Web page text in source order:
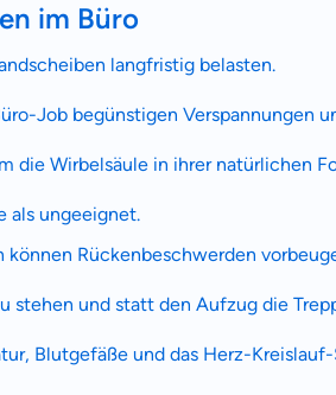
im Büro
langfristig belasten.
Job begünstigen Verspannungen
die Wirbelsäule in ihrer natürlichen
als ungeeignet.
Rückenbeschwerden
stehen und statt den Aufzug die
Blutgefäße und das Herz-